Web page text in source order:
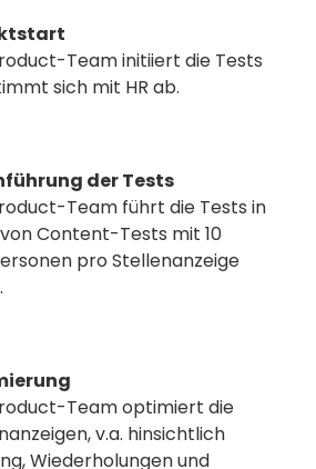
Team initiiert die Tests
sich mit HR ab.
der Tests
Team führt die Tests in
Content-Tests mit 10
pro Stellenanzeige
Team optimiert die
v.a. hinsichtlich
Wiederholungen und